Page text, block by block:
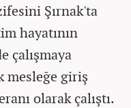
Şırnak'ta
hayatının
çalışmaya
mesleğe giriş
olarak çalıştı.